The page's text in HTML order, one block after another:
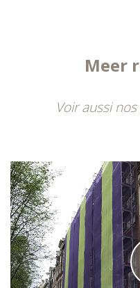
Meer
Voir aussi